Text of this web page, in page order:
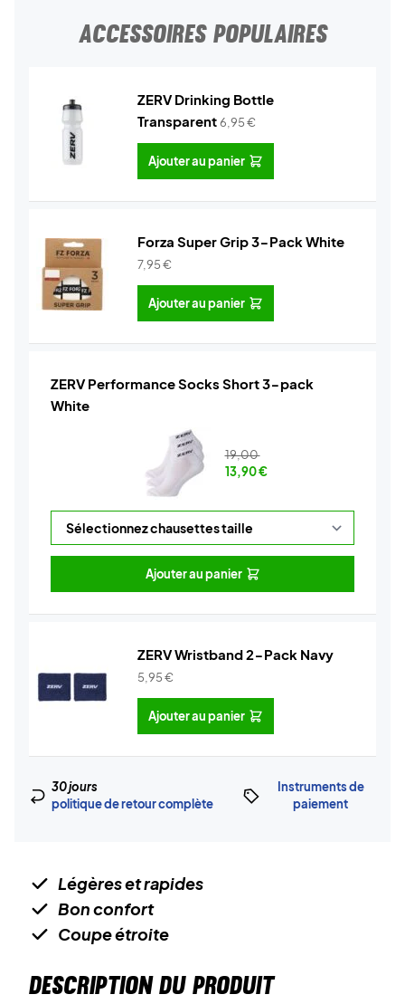
ACCESSOIRES POPULAIRES
ZERV Drinking Bottle
Transparent6,95€
Ajouter au panier
Forza Super Grip 3-Pack White
7,95€
Ajouter au panier
ZERV Performance Socks Short 3-pack
White
19,00
13,90€
Ajouter au panier
ZERV Wristband 2-Pack Navy
5,95€
Ajouter au panier
30 jours
politique de retour complète
Instruments de
paiement
Légères et rapides
Bon confort
Coupe étroite
DESCRIPTION DU PRODUIT